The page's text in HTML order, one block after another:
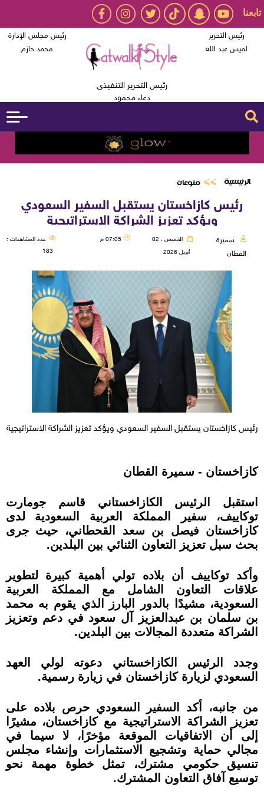
تابعنا
رئيس التحرير
لميس عبد الله
رئيس التحرير التنفيذى
دعاء محمود
رئيس مجلس الإدارة
محمد حازم
الرئيسية منوعات
رئيس كازاخستان يستقبل السفير السعودي
ويؤكد تعزيز الشراكة الاستراتيجية
سميرة
القطان
الخميس ، 02
أبريل 2026
07:05 م
عدد المشاهدات :
183
رئيس كازاخستان يستقبل السفير السعودي ويؤكد تعزيز الشراكة الاستراتيجية
كازاخستان - سميرة القطان
استقبل الرئيس الكازاخستاني قاسم جومارت
توكاييف، سفير المملكة العربية السعودية لدى
كازاخستان فيصل بن سعد القحطاني، حيث جرى
بحث سبل تعزيز التعاون الثنائي بين البلدين.
وأكد توكاييف أن بلاده تولي أهمية كبيرة لتطوير
علاقات التعاون الشامل مع المملكة العربية
السعودية، مشيدًا بالدور البارز الذي يقوم به محمد
بن سلمان بن عبدالعزيز آل سعود في دعم وتعزيز
الشراكة متعددة المجالات بين البلدين.
وجدد الرئيس الكازاخستاني دعوته لولي العهد
السعودي لزيارة كازاخستان في زيارة رسمية.
من جانبه، أكد السفير السعودي حرص بلاده على
تعزيز الشراكة الاستراتيجية مع كازاخستان، مشيرًا
إلى أن الاتفاقيات الموقعة مؤخرًا، لا سيما في
مجالي حماية وتشجيع الاستثمارات وإنشاء مجلس
تنسيق حكومي مشترك، تمثل خطوة مهمة نحو
توسيع آفاق التعاون المشترك.